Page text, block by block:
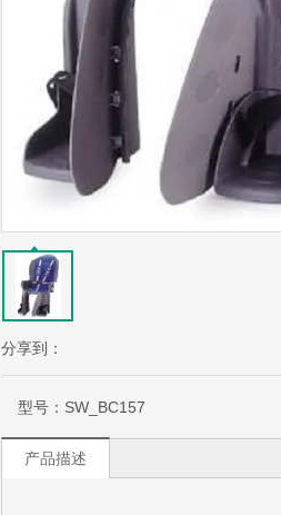
分享到：
型号： SW_BC157
产品描述